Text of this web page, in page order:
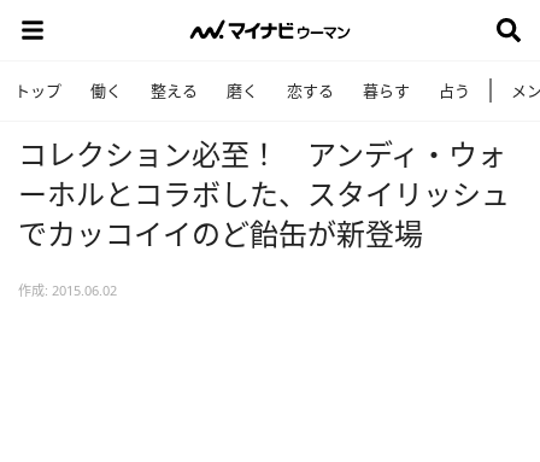
トップ 働く 整える 磨く 恋する 暮らす 占う メ
コレクション必至！ アンディ・ウォ
ーホルとコラボした、スタイリッシュ
でカッコイイのど飴缶が新登場
作成: 2015.06.02